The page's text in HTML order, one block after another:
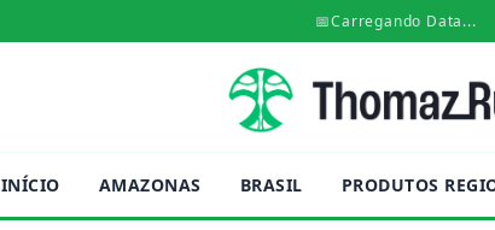
📅Carregando Data...
INÍCIO AMAZONAS BRASIL PRODUTOS